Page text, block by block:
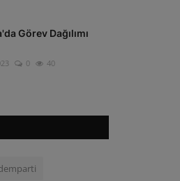
Görev Dağılımı
0 40